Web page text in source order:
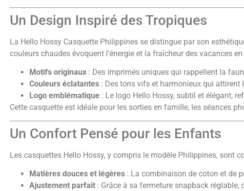
Un Design Inspiré des Tropiques
La Hello Hossy Casquette Philippines se distingue par son
couleurs chaudes évoquent l’énergie et la fraîcheur des vacances
Motifs originaux : Des imprimés uniques qui rappellent la
Couleurs éclatantes : Des tons vifs et harmonieux qui attirent
Logo emblématique : Le logo Hello Hossy, subtil et élégant,
Cette casquette est idéale pour les sorties en famille, les séances
Un Confort Pensé pour les Enfants
Les casquettes Hello Hossy, y compris le modèle Philippines, sont
Matières douces et légères : La combinaison de coton et de
Ajustement parfait : Grâce à sa fermeture snapback